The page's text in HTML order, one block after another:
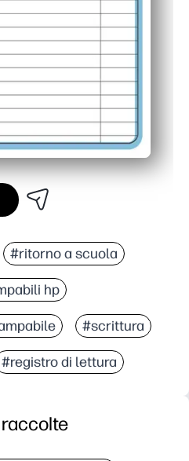
#ritorno a scuola
hp
#scrittura
#registro di lettura